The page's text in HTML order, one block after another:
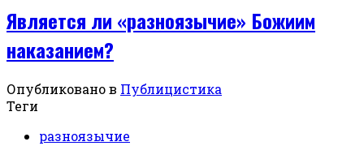
Является ли «разноязычие» Божиим
наказанием?
Опубликовано в Публицистика
Теги
разноязычие